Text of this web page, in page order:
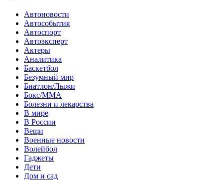
Автоновости
Автособытия
Автоспорт
Автоэксперт
Актеры
Аналитика
Баскетбол
Безумный мир
Биатлон/Лыжи
Бокс/MMA
Болезни и лекарства
В мире
В России
Вещи
Военные новости
Волейбол
Гаджеты
Дети
Дом и сад